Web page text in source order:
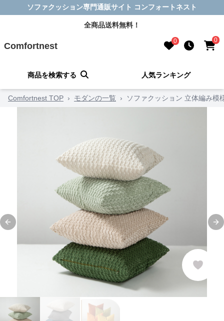
ソファクッション専門通販サイト コンフォートネスト
全商品送料無料！
Comfortnest 0 0
商品を検索する 人気ランキング
Comfortnest TOP › モダンの一覧 › ソファクッション 立体編み模
Previous slide